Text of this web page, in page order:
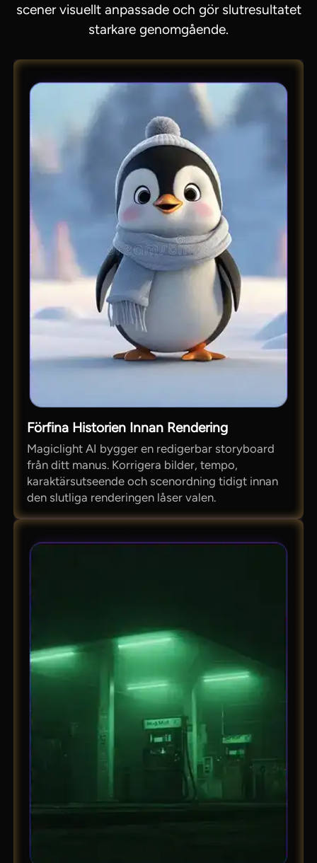
scener visuellt anpassade och gör slutresultatet
starkare genomgående.
Förfina Historien Innan Rendering
Magiclight AI bygger en redigerbar storyboard
från ditt manus. Korrigera bilder, tempo,
karaktärsutseende och scenordning tidigt innan
den slutliga renderingen låser valen.